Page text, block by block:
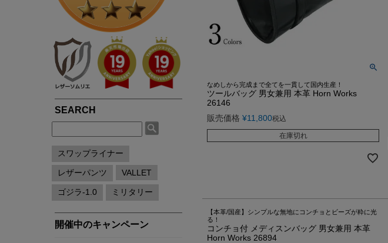
レザーエプロン
レザーベルト
N-3B フライトジャケット
A-1 フライトジャケット
著名人や大企業も認める品質の高さ
楽天ショップレビュー4.83点の高評価
なめしから完成まで全てを一貫して国内生産！
ツールバッグ 男女兼用 本革 Horn Works
26146
販売価格 ¥11,800税込
在庫切れ
【本革/国産】シンプルな無地にコンチョとビーズが粋に光
る！
コンチョ付 メディスンバッグ 男女兼用 本革
Horn Works 26894